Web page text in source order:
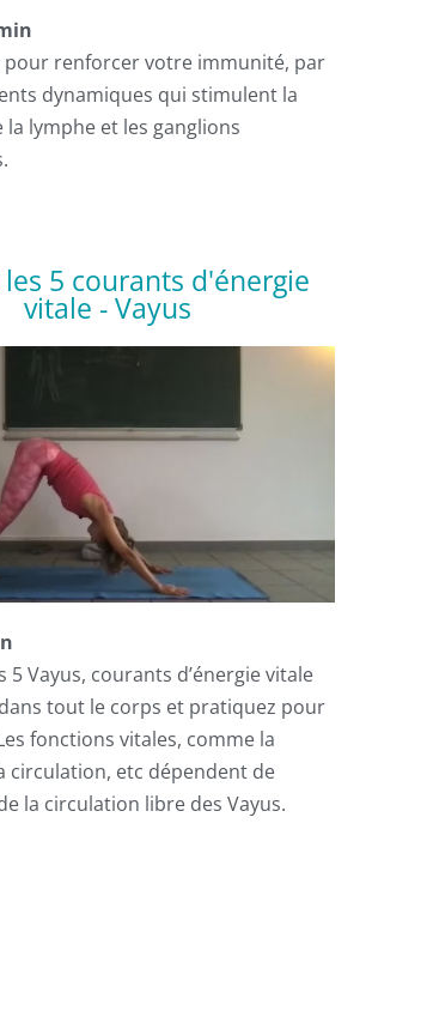
pour renforcer votre immunité, par
dynamiques qui stimulent la
lymphe et les ganglions
les 5 courants d'énergie
vitale - Vayus
5 Vayus, courants d’énergie vitale
tout le corps et pratiquez pour
fonctions vitales, comme la
circulation, etc dépendent de
la circulation libre des Vayus.